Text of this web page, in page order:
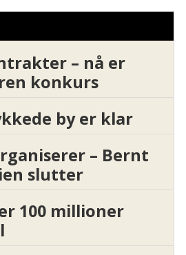
– nå er
konkurs
by er klar
– Bernt
slutter
100 millioner